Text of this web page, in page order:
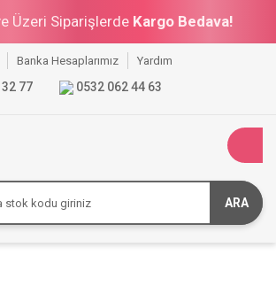
Üzeri Siparişlerde Kargo Bedava!
Banka Hesaplarımız Yardım
77 0532 062 44 63
ARA